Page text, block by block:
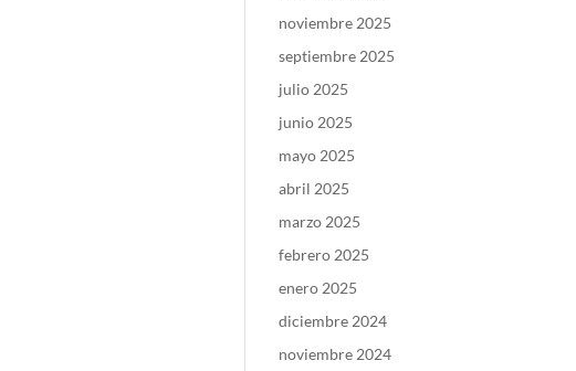
noviembre 2025
septiembre 2025
julio 2025
junio 2025
mayo 2025
abril 2025
marzo 2025
febrero 2025
enero 2025
diciembre 2024
noviembre 2024